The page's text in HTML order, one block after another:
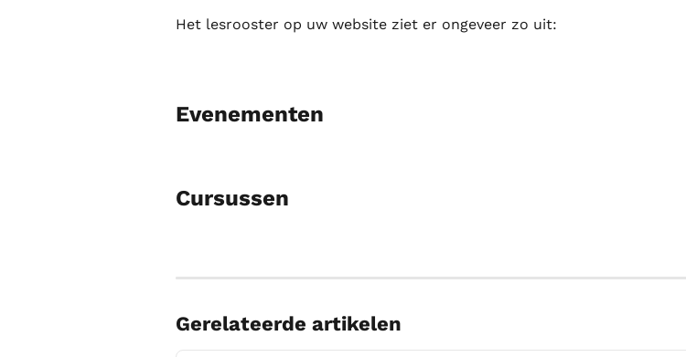
Het lesrooster op uw website ziet er ongeveer zo uit:
Evenementen
Cursussen
Gerelateerde artikelen